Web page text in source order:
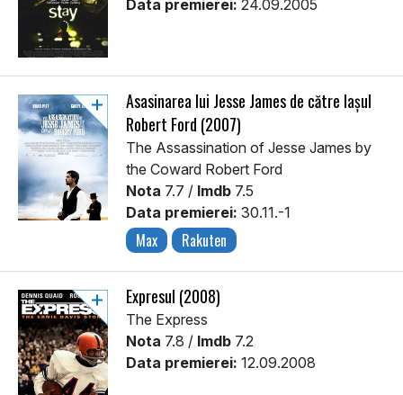
Data premierei: 24.09.2005
Asasinarea lui Jesse James de către lașul
Robert Ford (2007)
The Assassination of Jesse James by
the Coward Robert Ford
Nota 7.7 / Imdb 7.5
Data premierei: 30.11.-1
Max Rakuten
Expresul (2008)
The Express
Nota 7.8 / Imdb 7.2
Data premierei: 12.09.2008